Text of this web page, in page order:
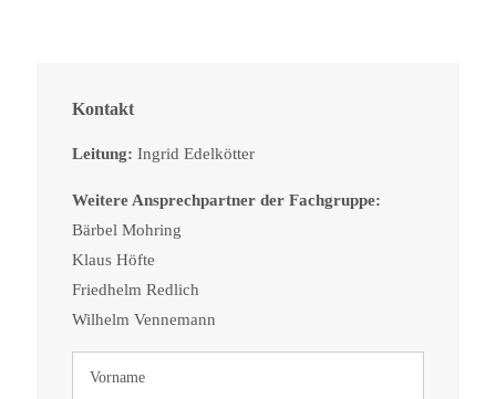
Kontakt
Leitung: Ingrid Edelkötter
Weitere Ansprechpartner der Fachgruppe:
Bärbel Mohring
Klaus Höfte
Friedhelm Redlich
Wilhelm Vennemann